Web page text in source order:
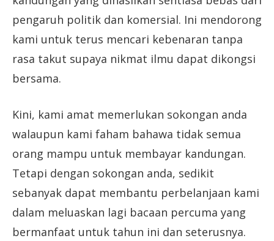
pengaruh politik dan komersial. Ini mendorong
kami untuk terus mencari kebenaran tanpa
rasa takut supaya nikmat ilmu dapat dikongsi
bersama.
Kini, kami amat memerlukan sokongan anda
walaupun kami faham bahawa tidak semua
orang mampu untuk membayar kandungan.
Tetapi dengan sokongan anda, sedikit
sebanyak dapat membantu perbelanjaan kami
dalam meluaskan lagi bacaan percuma yang
bermanfaat untuk tahun ini dan seterusnya.